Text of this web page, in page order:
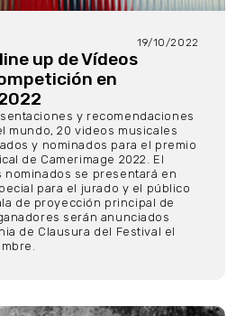
19/10/2022
up de Vídeos
en
y recomendaciones
mundo, 20 videos musicales
y nominados para el premio
de Camerimage 2022. El
se presentará en
para el jurado y el público
de proyección principal de
serán anunciados
de Clausura del Festival el